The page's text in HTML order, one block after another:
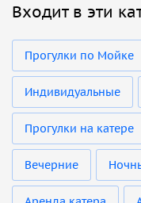
Входит в эти
Прогулки по Мойке
Индивидуальные
Прогулки на катере
Вечерние